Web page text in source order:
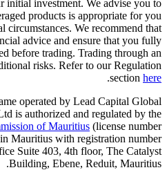
initial investment. We advise you to
products is appropriate for you
We recommend that
advice and ensure that you fully
before trading. Trading through an
risks. Refer to our Regulation
section here
.
operated by Lead Capital Global
is authorized and regulated by the
of Mauritius (license number
Mauritius with registration number
Suite 403, 4th floor, The Catalyst
Building, Ebene, Reduit, Mauritius.